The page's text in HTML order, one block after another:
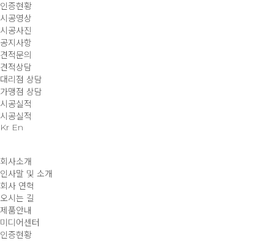
인증현황
시공영상
시공사진
공지사항
견적문의
견적상담
대리점 상담
가맹점 상담
시공실적
시공실적
Kr En
회사소개
인사말 및 소개
회사 연혁
오시는 길
제품안내
미디어센터
인증현황